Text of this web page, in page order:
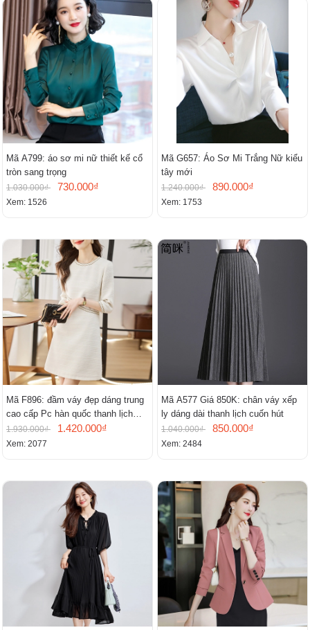
Mã A799: áo sơ mi nữ thiết kế cổ
tròn sang trọng
1.030.000₫ 730.000₫
Xem: 1526
Mã G657: Áo Sơ Mi Trắng Nữ kiểu
tây mới
1.240.000₫ 890.000₫
Xem: 1753
Mã F896: đầm váy đẹp dáng trung
cao cấp Pc hàn quốc thanh lịch
mới
1.930.000₫ 1.420.000₫
Xem: 2077
Mã A577 Giá 850K: chân váy xếp
ly dáng dài thanh lịch cuốn hút
1.040.000₫ 850.000₫
Xem: 2484